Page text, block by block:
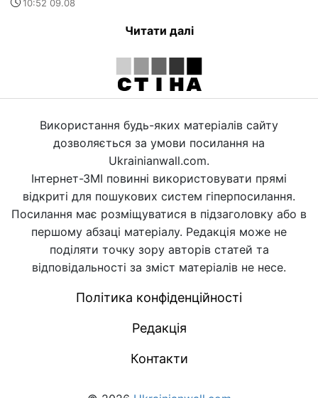
10:52 09.08
Читати далі
Використання будь-яких матеріалів сайту
дозволяється за умови посилання на
Ukrainianwall.com.
Інтернет-ЗМІ повинні використовувати прямі
відкриті для пошукових систем гіперпосилання.
Посилання має розміщуватися в підзаголовку або в
першому абзаці матеріалу. Редакція може не
поділяти точку зору авторів статей та
відповідальності за зміст матеріалів не несе.
Політика конфіденційності
Редакція
Контакти